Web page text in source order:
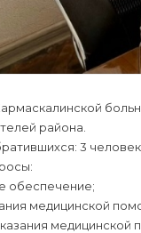
района.
3
обеспечение;
медицинской
медицинской